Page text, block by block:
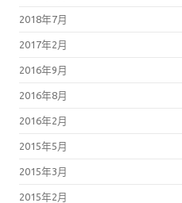
2018年7月
2017年2月
2016年9月
2016年8月
2016年2月
2015年5月
2015年3月
2015年2月